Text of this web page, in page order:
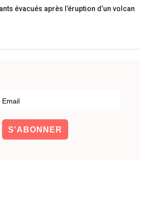
évacués après l’éruption d’un volcan